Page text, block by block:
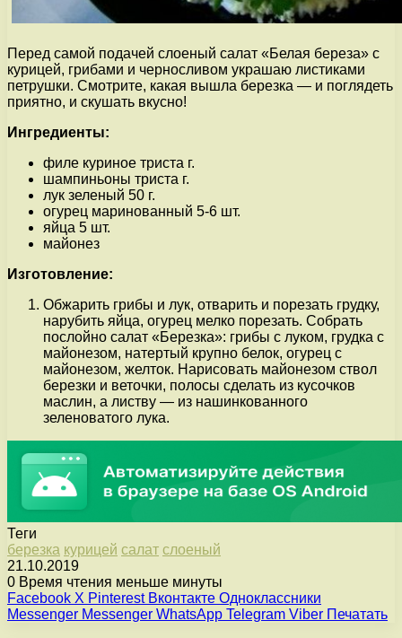
Перед самой подачей слоеный салат «Белая береза» с
курицей, грибами и черносливом украшаю листиками
петрушки. Смотрите, какая вышла березка — и поглядеть
приятно, и скушать вкусно!
Ингредиенты:
филе куриное триста г.
шампиньоны триста г.
лук зеленый 50 г.
огурец маринованный 5-6 шт.
яйца 5 шт.
майонез
Изготовление:
Обжарить грибы и лук, отварить и порезать грудку,
нарубить яйца, огурец мелко порезать. Собрать
послойно салат «Березка»: грибы с луком, грудка с
майонезом, натертый крупно белок, огурец с
майонезом, желток. Нарисовать майонезом ствол
березки и веточки, полосы сделать из кусочков
маслин, а листву — из нашинкованного
зеленоватого лука.
Теги
березка курицей салат слоеный
21.10.2019
0 Время чтения меньше минуты
Facebook X Pinterest Вконтакте Одноклассники
Messenger Messenger WhatsApp Telegram Viber Печатать